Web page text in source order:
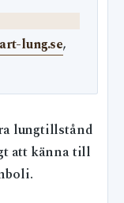
lung.se,
lungtillstånd
att känna till